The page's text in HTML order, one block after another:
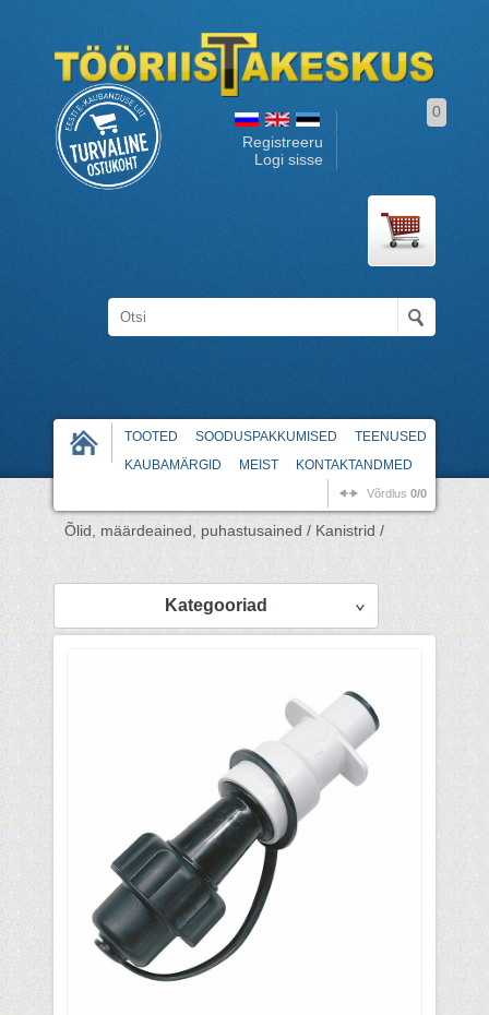
Registreeru
Logi sisse
0
TOOTED SOODUSPAKKUMISED
TEENUSED
KAUBAMÄRGID
MEIST KONTAKTANDMED
Võrdlus 0/0
Õlid, määrdeained, puhastusained / Kanistrid /
Kategooriad